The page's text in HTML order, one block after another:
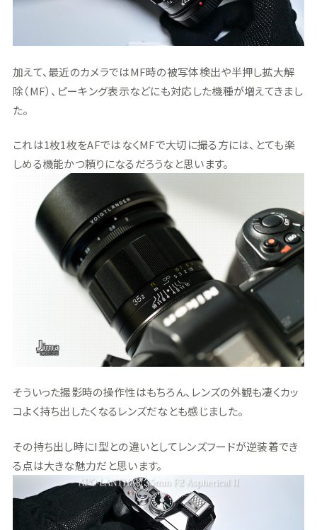
加えて、最近のカメラではMF時の被写体検出や半押し拡大解
除（MF）、ピーキング表示などにも対応した機種が増えてきまし
た。
これは1枚1枚をAFではなくMFで大切に撮る方には、とても楽
しめる機能かつ頼りになるだろうなと思います。
そういった撮影時の操作性はもちろん、レンズの外観も凄くカッ
コよく持ち出したくなるレンズだなとも感じました。
その持ち出し時にI型との違いとしてレンズフードが逆装着でき
る点は大きな魅力だと思います。